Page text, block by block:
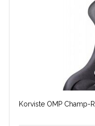
Korviste OMP Champ-R